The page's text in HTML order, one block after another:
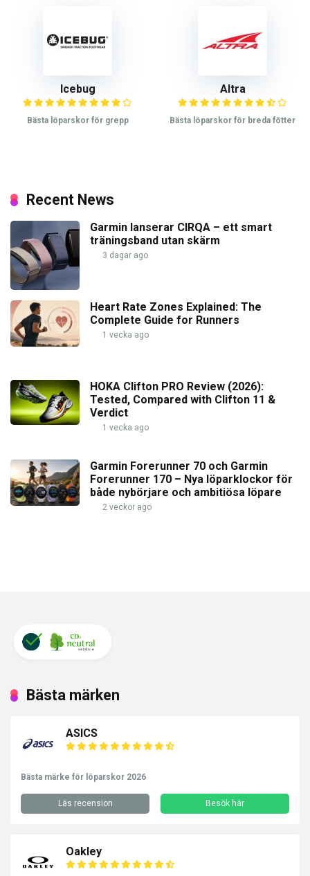
Icebug
Bästa löparskor för grepp
Altra
Bästa löparskor för breda fötter
Recent News
Garmin lanserar CIRQA – ett smart
träningsband utan skärm
3 dagar ago
Heart Rate Zones Explained: The
Complete Guide for Runners
1 vecka ago
HOKA Clifton PRO Review (2026):
Tested, Compared with Clifton 11 &
Verdict
1 vecka ago
Garmin Forerunner 70 och Garmin
Forerunner 170 – Nya löparklockor för
både nybörjare och ambitiösa löpare
2 veckor ago
Bästa märken
ASICS
Bästa märke för löparskor 2026
Läs recension Besök här
Oakley